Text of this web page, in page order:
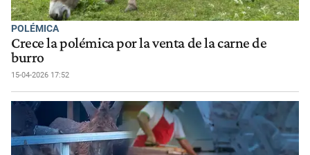
POLÉMICA
Crece la polémica por la venta de la carne de
burro
15-04-2026 17:52